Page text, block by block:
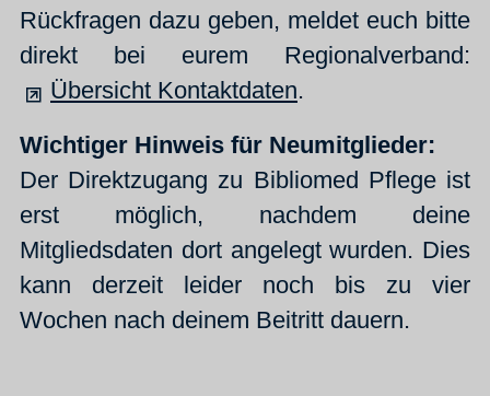
Rückfragen dazu geben, meldet euch bitte
direkt bei eurem Regionalverband:
Übersicht Kontaktdaten.
Wichtiger Hinweis für Neumitglieder:
Der Direktzugang zu Bibliomed Pflege ist
erst möglich, nachdem deine
Mitgliedsdaten dort angelegt wurden. Dies
kann derzeit leider noch bis zu vier
Wochen nach deinem Beitritt dauern.